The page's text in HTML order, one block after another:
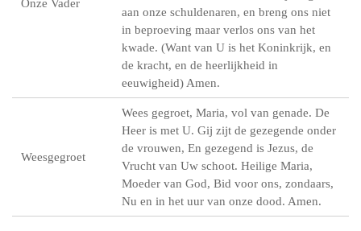
Onze Vader
aan onze schuldenaren, en breng ons niet
in beproeving maar verlos ons van het
kwade. (Want van U is het Koninkrijk, en
de kracht, en de heerlijkheid in
eeuwigheid) Amen.
Weesgegroet
Wees gegroet, Maria, vol van genade. De
Heer is met U. Gij zijt de gezegende onder
de vrouwen, En gezegend is Jezus, de
Vrucht van Uw schoot. Heilige Maria,
Moeder van God, Bid voor ons, zondaars,
Nu en in het uur van onze dood. Amen.